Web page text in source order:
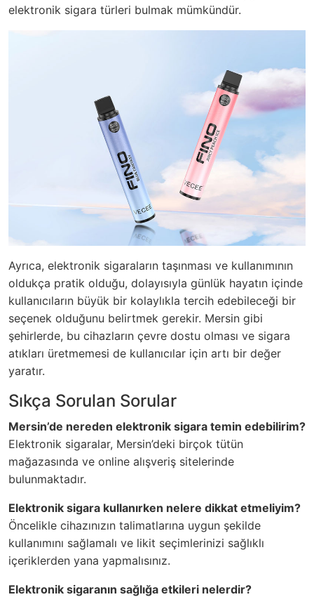
elektronik sigara türleri bulmak mümkündür.
Ayrıca, elektronik sigaraların taşınması ve kullanımının
oldukça pratik olduğu, dolayısıyla günlük hayatın içinde
kullanıcıların büyük bir kolaylıkla tercih edebileceği bir
seçenek olduğunu belirtmek gerekir. Mersin gibi
şehirlerde, bu cihazların çevre dostu olması ve sigara
atıkları üretmemesi de kullanıcılar için artı bir değer
yaratır.
Sıkça Sorulan Sorular
Mersin’de nereden elektronik sigara temin edebilirim?
Elektronik sigaralar, Mersin’deki birçok tütün
mağazasında ve online alışveriş sitelerinde
bulunmaktadır.
Elektronik sigara kullanırken nelere dikkat etmeliyim?
Öncelikle cihazınızın talimatlarına uygun şekilde
kullanımını sağlamalı ve likit seçimlerinizi sağlıklı
içeriklerden yana yapmalısınız.
Elektronik sigaranın sağlığa etkileri nelerdir?